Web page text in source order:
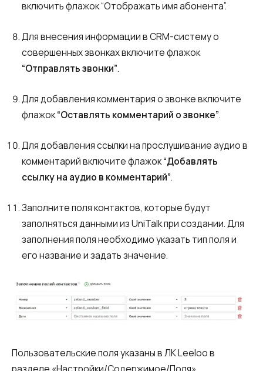
включить флажок “Отображать имя абонента”.
Для внесения информации в CRM-систему о
совершенных звонках включите флажок
“Отправлять звонки”.
Для добавления комментария о звонке включите
флажок“Оставлять комментарий о звонке”.
Для добавления ссылки на прослушивание аудио в
комментарий включите флажок“Добавлять
ссылку на аудио в комментарий”.
Заполните поля контактов, которые будут
заполняться данными из UniTalk при создании. Для
заполнения поля необходимо указать тип поля и
его название и задать значение.
Пользовательские поля указаны в ЛК Leeloo в